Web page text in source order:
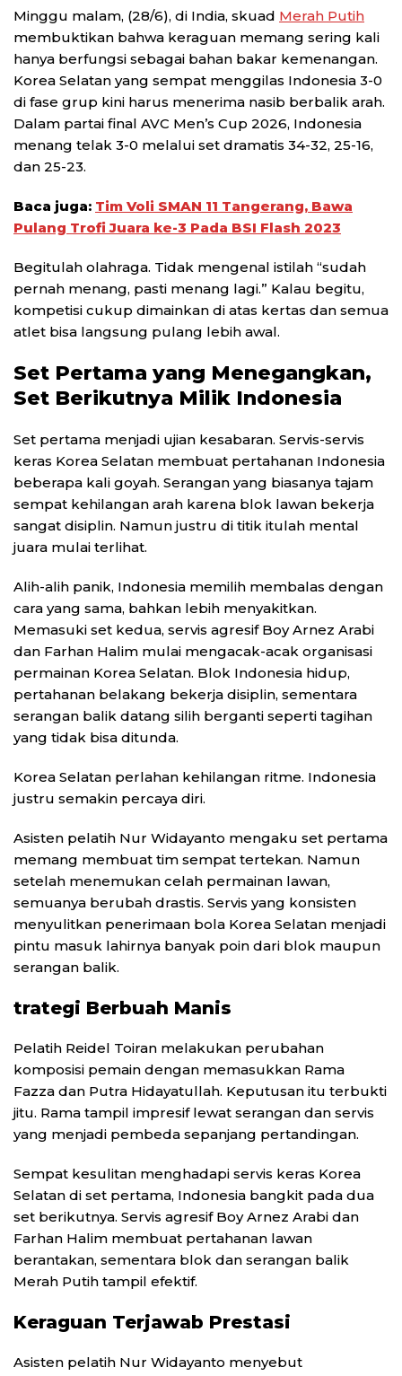
Minggu malam, (28/6), di India, skuad Merah Putih
membuktikan bahwa keraguan memang sering kali
hanya berfungsi sebagai bahan bakar kemenangan.
Korea Selatan yang sempat menggilas Indonesia 3-0
di fase grup kini harus menerima nasib berbalik arah.
Dalam partai final AVC Men’s Cup 2026, Indonesia
menang telak 3-0 melalui set dramatis 34-32, 25-16,
dan 25-23.
Baca juga: Tim Voli SMAN 11 Tangerang, Bawa
Pulang Trofi Juara ke-3 Pada BSI Flash 2023
Begitulah olahraga. Tidak mengenal istilah “sudah
pernah menang, pasti menang lagi.” Kalau begitu,
kompetisi cukup dimainkan di atas kertas dan semua
atlet bisa langsung pulang lebih awal.
Set Pertama yang Menegangkan,
Set Berikutnya Milik Indonesia
Set pertama menjadi ujian kesabaran. Servis-servis
keras Korea Selatan membuat pertahanan Indonesia
beberapa kali goyah. Serangan yang biasanya tajam
sempat kehilangan arah karena blok lawan bekerja
sangat disiplin. Namun justru di titik itulah mental
juara mulai terlihat.
Alih-alih panik, Indonesia memilih membalas dengan
cara yang sama, bahkan lebih menyakitkan.
Memasuki set kedua, servis agresif Boy Arnez Arabi
dan Farhan Halim mulai mengacak-acak organisasi
permainan Korea Selatan. Blok Indonesia hidup,
pertahanan belakang bekerja disiplin, sementara
serangan balik datang silih berganti seperti tagihan
yang tidak bisa ditunda.
Korea Selatan perlahan kehilangan ritme. Indonesia
justru semakin percaya diri.
Asisten pelatih Nur Widayanto mengaku set pertama
memang membuat tim sempat tertekan. Namun
setelah menemukan celah permainan lawan,
semuanya berubah drastis. Servis yang konsisten
menyulitkan penerimaan bola Korea Selatan menjadi
pintu masuk lahirnya banyak poin dari blok maupun
serangan balik.
trategi Berbuah Manis
Pelatih Reidel Toiran melakukan perubahan
komposisi pemain dengan memasukkan Rama
Fazza dan Putra Hidayatullah. Keputusan itu terbukti
jitu. Rama tampil impresif lewat serangan dan servis
yang menjadi pembeda sepanjang pertandingan.
Sempat kesulitan menghadapi servis keras Korea
Selatan di set pertama, Indonesia bangkit pada dua
set berikutnya. Servis agresif Boy Arnez Arabi dan
Farhan Halim membuat pertahanan lawan
berantakan, sementara blok dan serangan balik
Merah Putih tampil efektif.
Keraguan Terjawab Prestasi
Asisten pelatih Nur Widayanto menyebut